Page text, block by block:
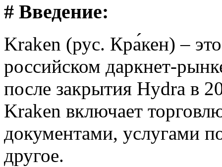
# Введение:
Kraken (рус. Кра́кен) –
российском даркнет-
после закрытия Hydra в
Kraken включает
документами, услугами
другое.